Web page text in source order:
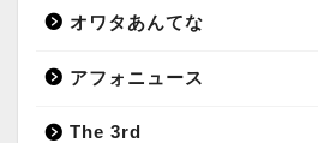
オワタあんてな
アフォニュース
The 3rd